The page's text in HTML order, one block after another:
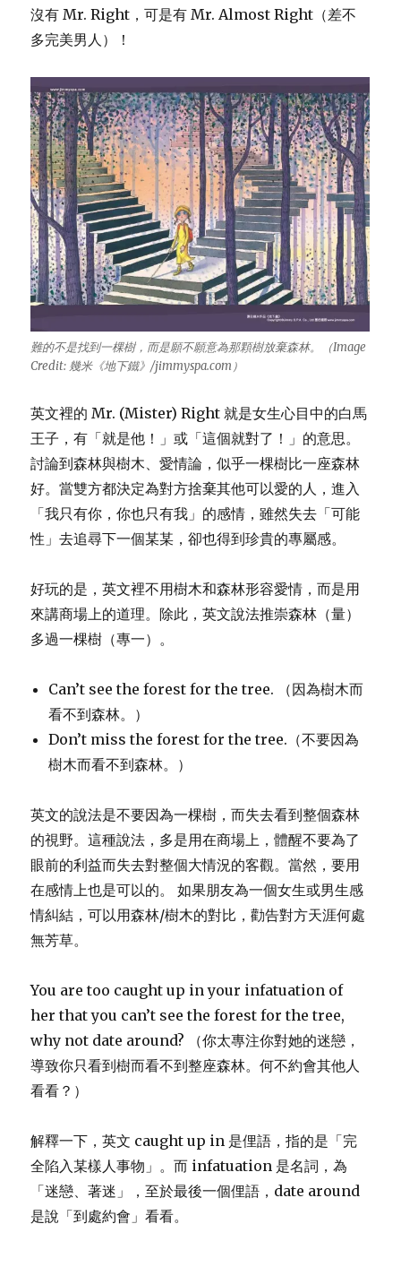
沒有 Mr. Right，可是有 Mr. Almost Right（差不
多完美男人）！
難的不是找到一棵樹，而是願不願意為那顆樹放棄森林。（Image
Credit: 幾米《地下鐵》/jimmyspa.com）
英文裡的 Mr. (Mister) Right 就是女生心目中的白馬
王子，有「就是他！」或「這個就對了！」的意思。
討論到森林與樹木、愛情論，似乎一棵樹比一座森林
好。當雙方都決定為對方捨棄其他可以愛的人，進入
「我只有你，你也只有我」的感情，雖然失去「可能
性」去追尋下一個某某，卻也得到珍貴的專屬感。
好玩的是，英文裡不用樹木和森林形容愛情，而是用
來講商場上的道理。除此，英文說法推崇森林（量）
多過一棵樹（專一）。
Can’t see the forest for the tree. （因為樹木而
看不到森林。）
Don’t miss the forest for the tree.（不要因為
樹木而看不到森林。）
英文的說法是不要因為一棵樹，而失去看到整個森林
的視野。這種說法，多是用在商場上，體醒不要為了
眼前的利益而失去對整個大情況的客觀。當然，要用
在感情上也是可以的。 如果朋友為一個女生或男生感
情糾結，可以用森林/樹木的對比，勸告對方天涯何處
無芳草。
You are too caught up in your infatuation of
her that you can’t see the forest for the tree,
why not date around? （你太專注你對她的迷戀，
導致你只看到樹而看不到整座森林。何不約會其他人
看看？）
解釋一下，英文 caught up in 是俚語，指的是「完
全陷入某樣人事物」。而 infatuation 是名詞，為
「迷戀、著迷」，至於最後一個俚語，date around
是說「到處約會」看看。